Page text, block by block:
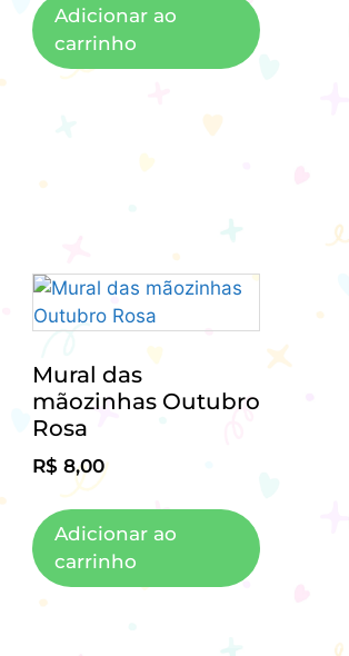
Adicionar ao
carrinho
Mural das
mãozinhas Outubro
Rosa
R$ 8,00
Adicionar ao
carrinho